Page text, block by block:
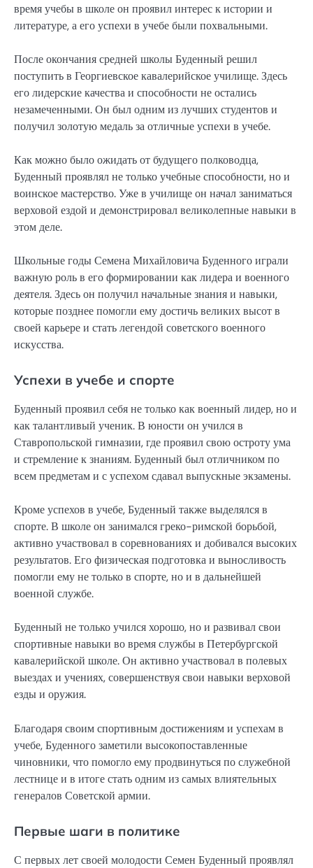
время учебы в школе он проявил интерес к истории и
литературе, а его успехи в учебе были похвальными.
После окончания средней школы Буденный решил
поступить в Георгиевское кавалерийское училище. Здесь
его лидерские качества и способности не остались
незамеченными. Он был одним из лучших студентов и
получил золотую медаль за отличные успехи в учебе.
Как можно было ожидать от будущего полководца,
Буденный проявлял не только учебные способности, но и
воинское мастерство. Уже в училище он начал заниматься
верховой ездой и демонстрировал великолепные навыки в
этом деле.
Школьные годы Семена Михайловича Буденного играли
важную роль в его формировании как лидера и военного
деятеля. Здесь он получил начальные знания и навыки,
которые позднее помогли ему достичь великих высот в
своей карьере и стать легендой советского военного
искусства.
Успехи в учебе и спорте
Буденный проявил себя не только как военный лидер, но и
как талантливый ученик. В юности он учился в
Ставропольской гимназии, где проявил свою остроту ума
и стремление к знаниям. Буденный был отличником по
всем предметам и с успехом сдавал выпускные экзамены.
Кроме успехов в учебе, Буденный также выделялся в
спорте. В школе он занимался греко-римской борьбой,
активно участвовал в соревнованиях и добивался высоких
результатов. Его физическая подготовка и выносливость
помогли ему не только в спорте, но и в дальнейшей
военной службе.
Буденный не только учился хорошо, но и развивал свои
спортивные навыки во время службы в Петербургской
кавалерийской школе. Он активно участвовал в полевых
выездах и учениях, совершенствуя свои навыки верховой
езды и оружия.
Благодаря своим спортивным достижениям и успехам в
учебе, Буденного заметили высокопоставленные
чиновники, что помогло ему продвинуться по служебной
лестнице и в итоге стать одним из самых влиятельных
генералов Советской армии.
Первые шаги в политике
С первых лет своей молодости Семен Буденный проявлял